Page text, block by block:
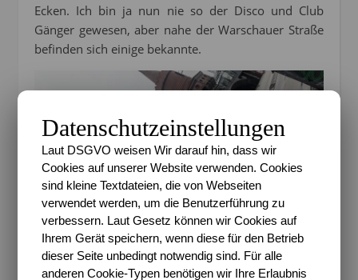
Ecken. Ich bin ja nun nie so der Disco und Club
Gänger gewesen, aber nahe der Warschauer Straße
befinden sich einige bekannte.
Datenschutzeinstellungen
Laut DSGVO weisen Wir darauf hin, dass wir
Cookies auf unserer Website verwenden. Cookies
sind kleine Textdateien, die von Webseiten
verwendet werden, um die Benutzerführung zu
verbessern. Laut Gesetz können wir Cookies auf
Ihrem Gerät speichern, wenn diese für den Betrieb
dieser Seite unbedingt notwendig sind. Für alle
anderen Cookie-Typen benötigen wir Ihre Erlaubnis